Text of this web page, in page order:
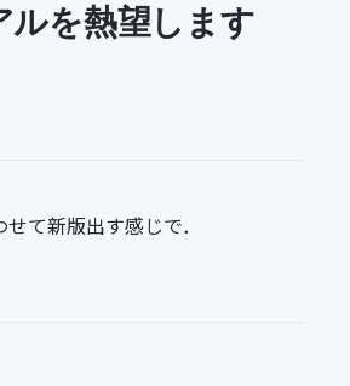
を熱望します
て新版出す感じで．